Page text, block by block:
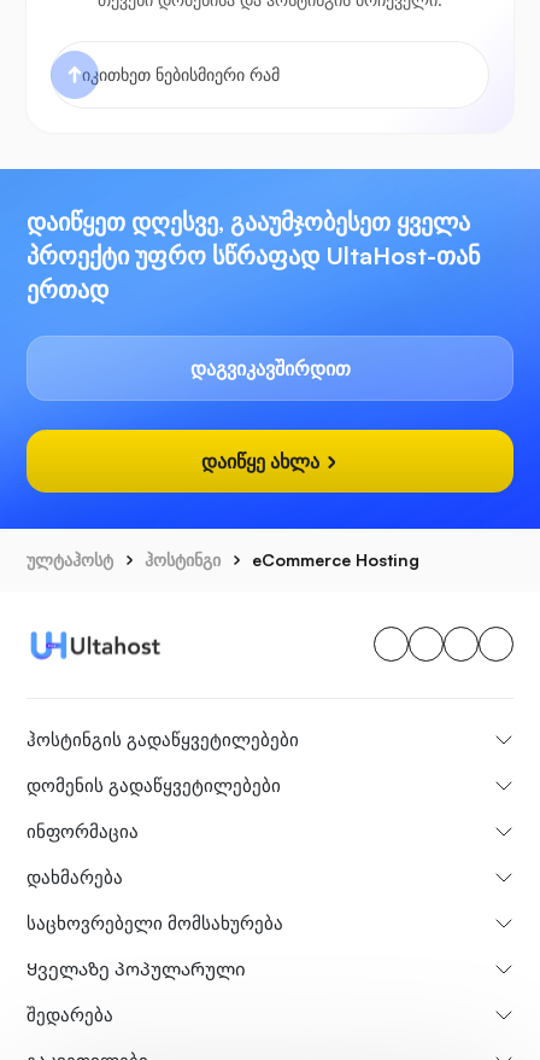
დაიწყეთ დღესვე, გააუმჯობესეთ ყველა
პროექტი უფრო სწრაფად UltaHost-თან
ერთად
დაგვიკავშირდით
დაიწყე ახლა
ულტაჰოსტ ჰოსტინგი eCommerce Hosting
ჰოსტინგის გადაწყვეტილებები
დომენის გადაწყვეტილებები
ინფორმაცია
დახმარება
საცხოვრებელი მომსახურება
Ყველაზე პოპულარული
Შედარება